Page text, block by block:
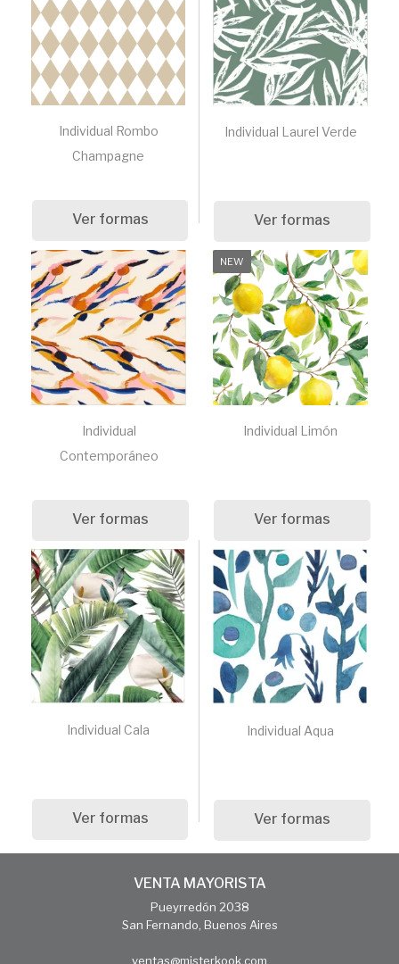
Individual Rombo
Champagne
Ver formas
Individual Laurel Verde
Ver formas
Individual
Contemporáneo
Ver formas
Individual Limón
Ver formas
NEW
Individual Cala
Ver formas
Individual Aqua
Ver formas
VENTA MAYORISTA
Pueyrredón 2038
San Fernando, Buenos Aires
ventas@misterkook.com